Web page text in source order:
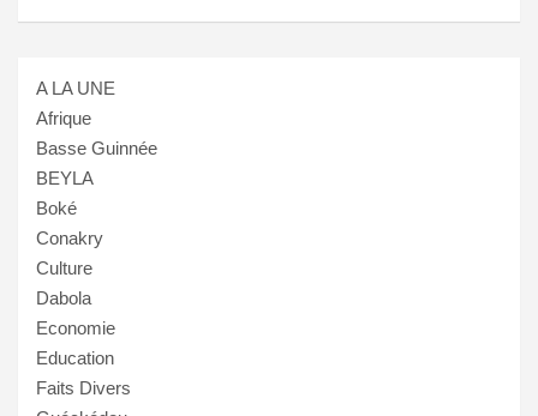
A LA UNE
Afrique
Basse Guinnée
BEYLA
Boké
Conakry
Culture
Dabola
Economie
Education
Faits Divers